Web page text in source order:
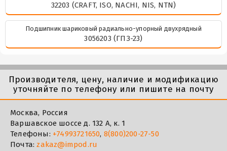
32203 (CRAFT, ISO, NACHI, NIS, NTN)
Подшипник шариковый радиально-упорный двухрядный
3056203 (ГПЗ-23)
Производителя, цену, наличие и модификацию
уточняйте по телефону или пишите на почту
Москва, Россия
Варшавское шоссе д. 132 А, к. 1
Телефоны: +74993721650, 8(800)200-27-50
Почта:zakaz@impod.ru